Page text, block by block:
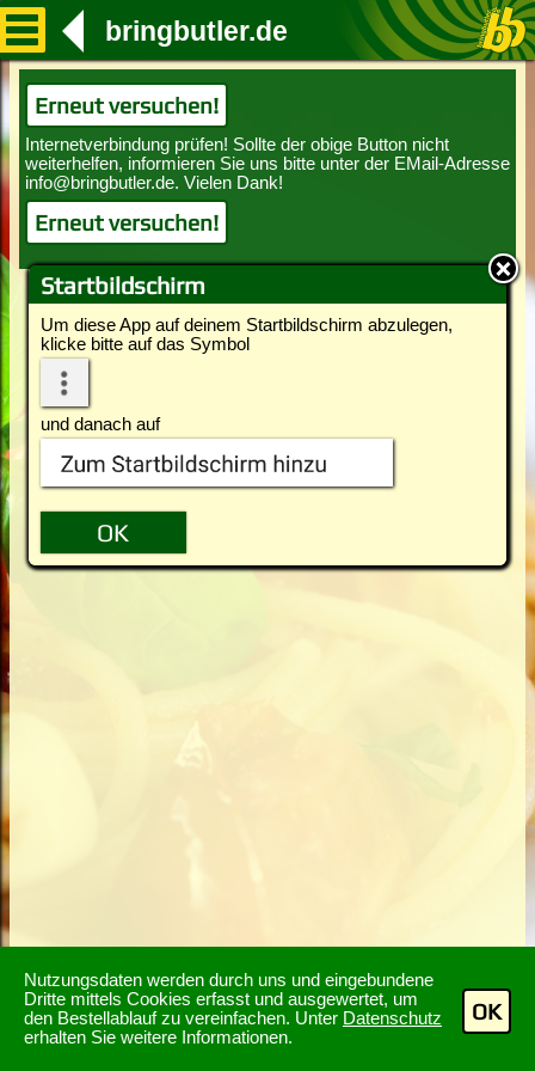
Nutzungsdaten werden durch uns und eingebundene
Dritte mittels Cookies erfasst und ausgewertet, um
den Bestellablauf zu vereinfachen. Unter Datenschutz
erhalten Sie weitere Informationen.
OK
Startbildschirm
Um diese App auf deinem Startbildschirm abzulegen,
klicke bitte auf das Symbol
und danach auf
bringbutler.de
Erneut versuchen!
Erneut versuchen!